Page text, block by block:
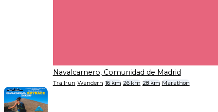
Navalcarnero, Comunidad de Madrid
Trailrun Wandern 16 km 26 km 28 km Marathon